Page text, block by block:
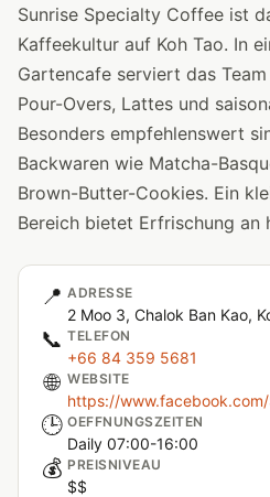
Sunrise Specialty Coffee ist
Kaffeekultur auf Koh Tao. In
Gartencafe serviert das
Pour-Overs, Lattes und
Besonders empfehlenswert
Backwaren wie Matcha-
Brown-Butter-Cookies. Ein
Bereich bietet Erfrischung an
📍 ADRESSE
2 Moo 3, Chalok Ban Kao,
📞 TELEFON
+66 84 359 5681
🌐 WEBSITE
https://
🕒 OEFFNUNGSZEITEN
Daily 07:00-16:00
💰 PREISNIVEAU
$$